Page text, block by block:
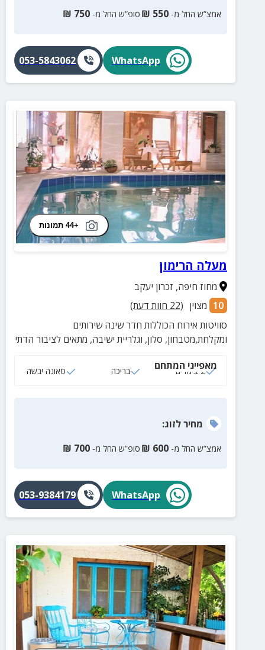
אמצ”ש החל מ- 550
₪ סופ”ש החל מ- 750
₪
WhatsApp
053-5843062
+44 תמונות
מעלה הרימון
מחוז חיפה, זכרון יעקב
10 מצוין (
22 חוות דעת)
סוויטות אירוח הכוללות חדר שינה שירותים
ומקלחת,מטבחון, סלון, וגלריית ישיבה, מתאים לציבור הדתי
מאפייני המתחם
2 צימרים בריכה סאונה יבשה
מחירלזוג:
אמצ”ש החל מ- 600
₪ סופ”ש החל מ- 700
₪
WhatsApp
053-9384179